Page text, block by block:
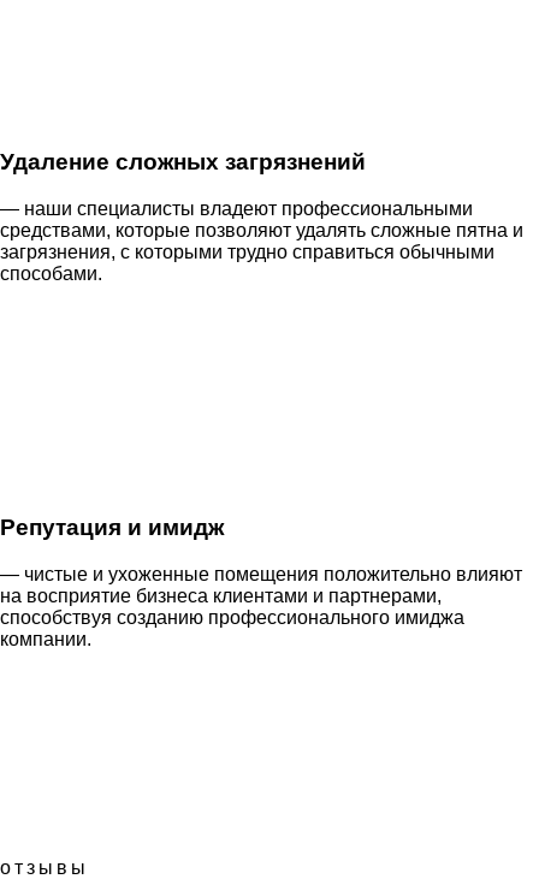
Удаление сложных загрязнений
— наши специалисты владеют профессиональными
средствами, которые позволяют удалять сложные пятна и
загрязнения, с которыми трудно справиться обычными
способами.
Репутация и имидж
— чистые и ухоженные помещения положительно влияют
на восприятие бизнеса клиентами и партнерами,
способствуя созданию профессионального имиджа
компании.
отзывы